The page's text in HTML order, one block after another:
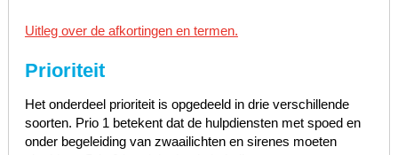
Uitleg over de afkortingen en termen.
Prioriteit
Het onderdeel prioriteit is opgedeeld in drie verschillende
soorten. Prio 1 betekent dat de hulpdiensten met spoed en
onder begeleiding van zwaailichten en sirenes moeten